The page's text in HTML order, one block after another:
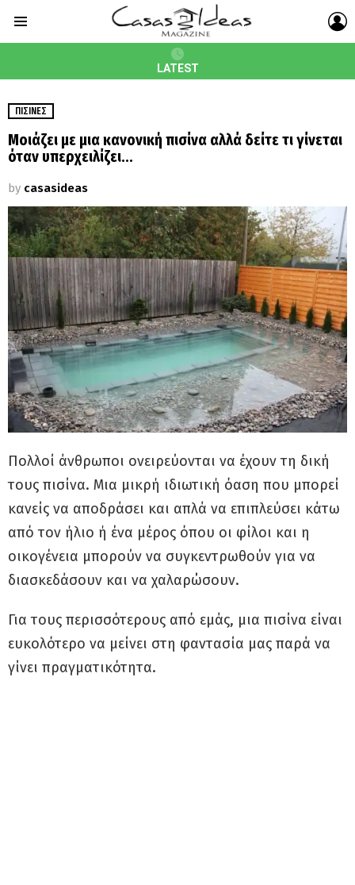
LATEST
ΠΙΣΊΝΕΣ
Μοιάζει με μια κανονική πισίνα αλλά δείτε τι γίνεται
όταν υπερχειλίζει…
by casasideas
Πολλοί άνθρωποι ονειρεύονται να έχουν τη δική
τους πισίνα. Μια μικρή ιδιωτική όαση που μπορεί
κανείς να αποδράσει και απλά να επιπλεύσει κάτω
από τον ήλιο ή ένα μέρος όπου οι φίλοι και η
οικογένεια μπορούν να συγκεντρωθούν για να
διασκεδάσουν και να χαλαρώσουν.
Για τους περισσότερους από εμάς, μια πισίνα είναι
ευκολότερο να μείνει στη φαντασία μας παρά να
γίνει πραγματικότητα.